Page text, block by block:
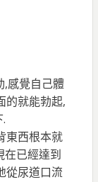
,感覺自己體
的就能勃起,
東西根本就
在已經達到
從尿道口流